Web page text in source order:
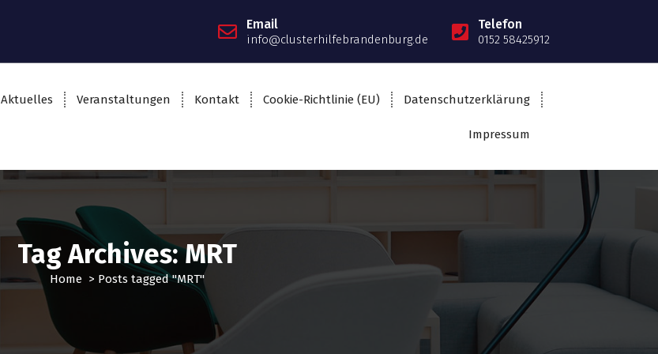
Email
info@clusterhilfebrandenburg.de
Telefon
0152 58425912
Aktuelles Veranstaltungen Kontakt Cookie-Richtlinie (EU) Datenschutzerklärung
Impressum
Tag Archives: MRT
Home > Posts tagged "MRT"